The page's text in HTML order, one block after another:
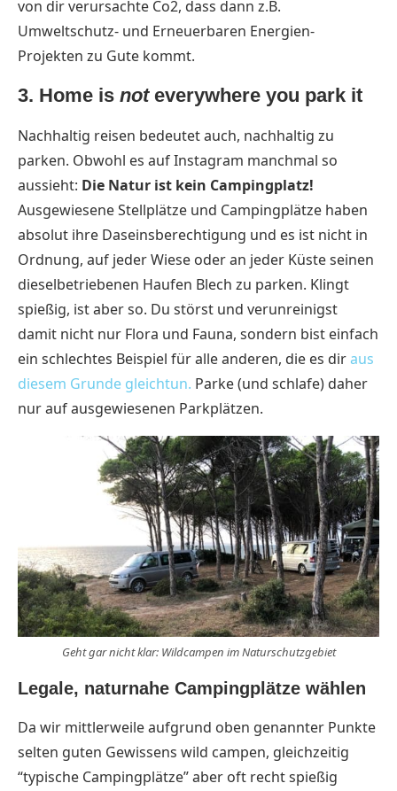
von dir verursachte Co2, dass dann z.B.
Umweltschutz- und Erneuerbaren Energien-
Projekten zu Gute kommt.
3. Home is not everywhere you park it
Nachhaltig reisen bedeutet auch, nachhaltig zu
parken. Obwohl es auf Instagram manchmal so
aussieht: Die Natur ist kein Campingplatz!
Ausgewiesene Stellplätze und Campingplätze haben
absolut ihre Daseinsberechtigung und es ist nicht in
Ordnung, auf jeder Wiese oder an jeder Küste seinen
dieselbetriebenen Haufen Blech zu parken. Klingt
spießig, ist aber so. Du störst und verunreinigst
damit nicht nur Flora und Fauna, sondern bist einfach
ein schlechtes Beispiel für alle anderen, die es diraus
diesem Grunde gleichtun. Parke (und schlafe) daher
nur auf ausgewiesenen Parkplätzen.
Geht gar nicht klar: Wildcampen im Naturschutzgebiet
Legale, naturnahe Campingplätze wählen
Da wir mittlerweile aufgrund oben genannter Punkte
selten guten Gewissens wild campen, gleichzeitig
“typische Campingplätze” aber oft recht spießig